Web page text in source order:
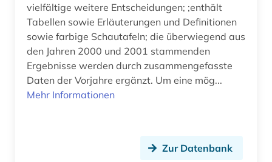
vielfältige weitere Entscheidungen; ;enthält
Tabellen sowie Erläuterungen und Definitionen
sowie farbige Schautafeln; die überwiegend aus
den Jahren 2000 und 2001 stammenden
Ergebnisse werden durch zusammengefasste
Daten der Vorjahre ergänzt. Um eine mög...
Mehr Informationen
Zur Datenbank